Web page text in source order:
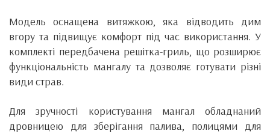
Модель оснащена витяжкою, яка відводить дим
вгору та підвищує комфорт під час використання. У
комплекті передбачена решітка-гриль, що розширює
функціональність мангалу та дозволяє готувати різні
види страв.
Для зручності користування мангал обладнаний
дровницею для зберігання палива, полицями для